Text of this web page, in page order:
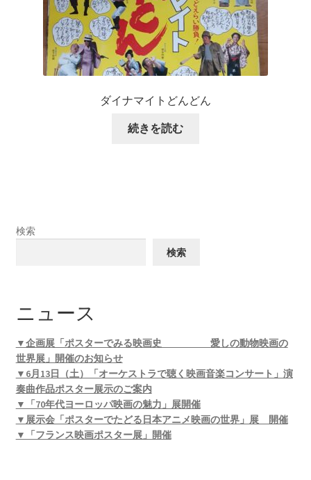
ダイナマイトどんどん
続きを読む
検索
検索
ニュース
▼企画展「ポスターでみる映画史 愛しの動物映画の
世界展」開催のお知らせ
▼6月13日（土）「オーケストラで聴く映画音楽コンサート」演
奏曲作品ポスター展示のご案内
▼「70年代ヨーロッパ映画の魅力」展開催
▼展示会「ポスターでたどる日本アニメ映画の世界」展 開催
▼「フランス映画ポスター展」開催